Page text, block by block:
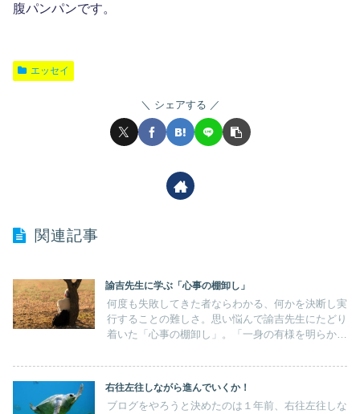
腹パンパンです。
エッセイ
シェアする
関連記事
諭吉先生に学ぶ「心事の棚卸し」
何度も失敗してきた者ならわかる、何かを決断し実
行することの難しさ。思い悩んで諭吉先生にたどり
着いた「心事の棚卸し」。「一身の有様を明らかに
なり」たまには立ち止まって「心事の棚卸し」必要
なことですね。
右往左往しながら進んでいくか！
ブログをやろうと決めたのは１年前、右往左往しな